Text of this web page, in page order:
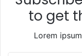
to get
Lorem